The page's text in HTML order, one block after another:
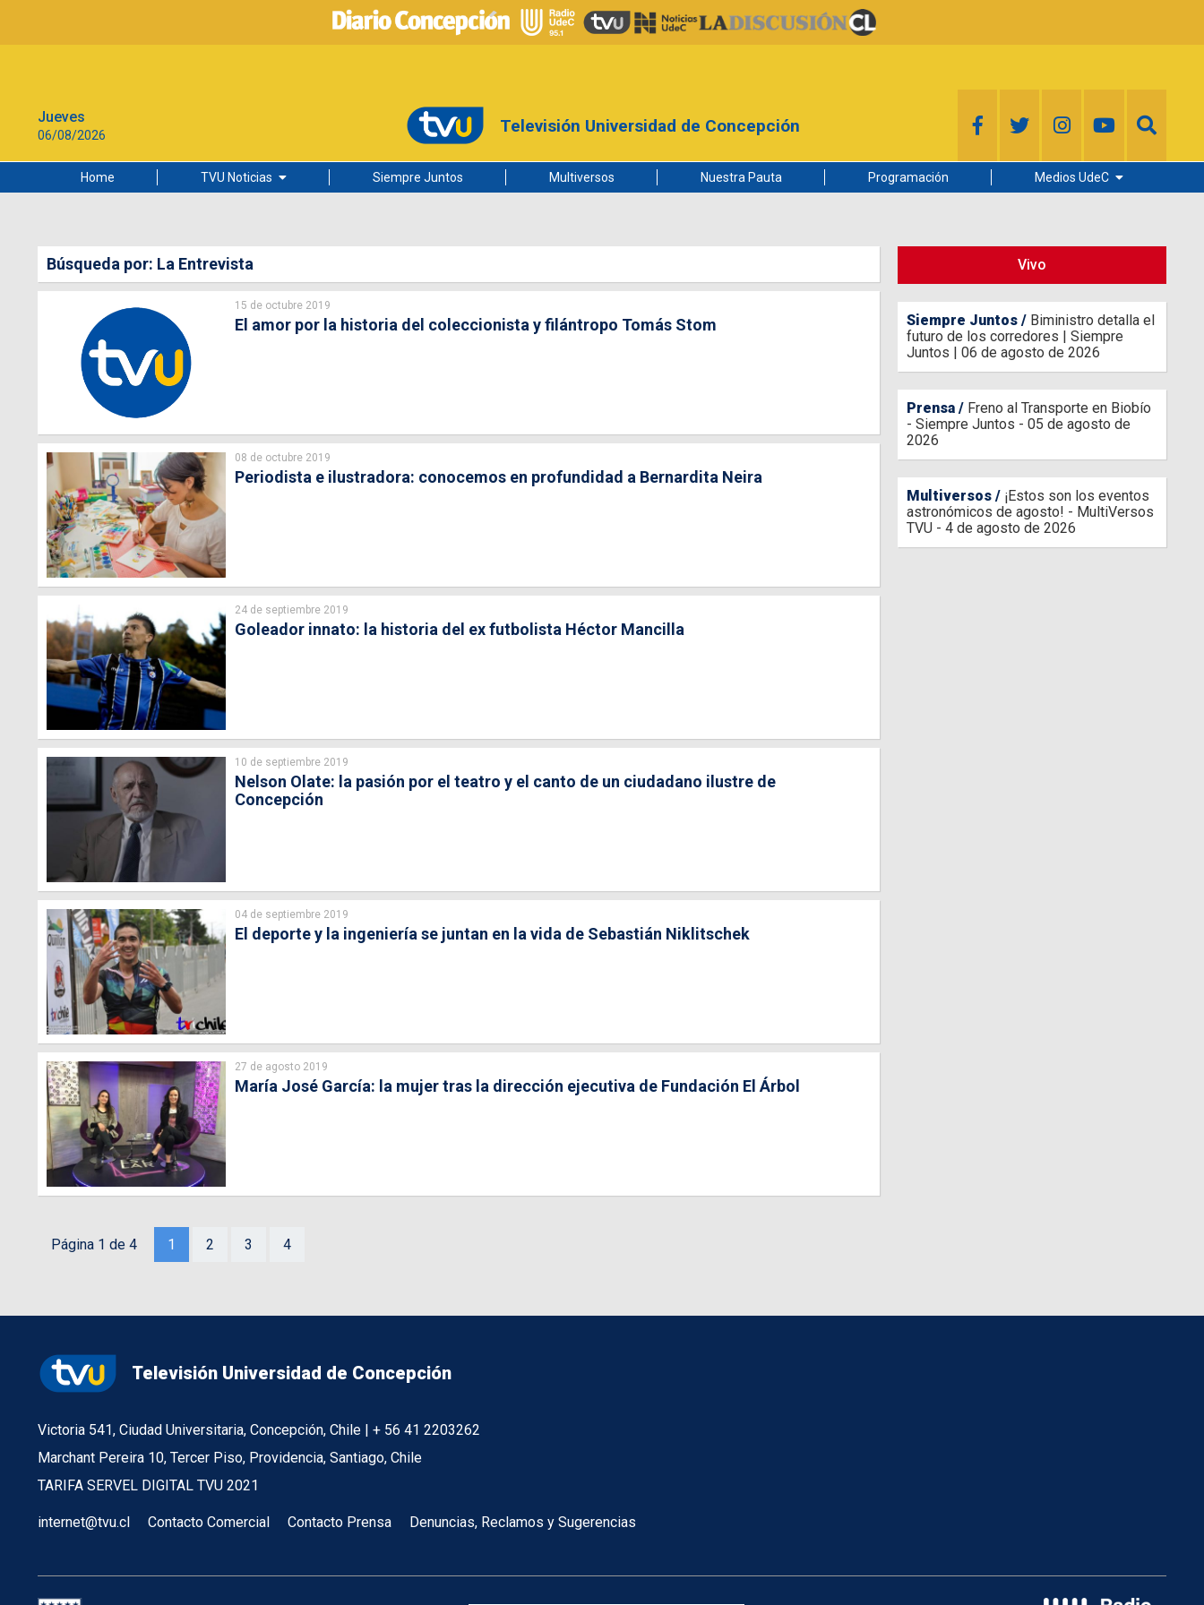
Jueves
06/08/2026 Televisión Universidad de Concepción
Home TVU Noticias
Ciudad
Universidad de Concepción
Siempre Juntos Multiversos Nuestra Pauta Programación Medios UdeC
Radio UdeC
Búsqueda por: La Entrevista
15 de octubre 2019
El amor por la historia del coleccionista y filántropo Tomás Stom
08 de octubre 2019
Periodista e ilustradora: conocemos en profundidad a Bernardita Neira
24 de septiembre 2019
Goleador innato: la historia del ex futbolista Héctor Mancilla
10 de septiembre 2019
Nelson Olate: la pasión por el teatro y el canto de un ciudadano ilustre de
Concepción
04 de septiembre 2019
El deporte y la ingeniería se juntan en la vida de Sebastián Niklitschek
27 de agosto 2019
María José García: la mujer tras la dirección ejecutiva de Fundación El Árbol
Página 1 de 4 1 2 3 4
Vivo
Siempre Juntos
Biministro detalla el
futuro de los corredores | Siempre
Juntos | 06 de agosto de 2026
Prensa
Freno al Transporte en Biobío
- Siempre Juntos - 05 de agosto de
2026
Multiversos
¡Estos son los eventos
astronómicos de agosto! - MultiVersos
TVU - 4 de agosto de 2026
Televisión Universidad de Concepción
Victoria 541, Ciudad Universitaria, Concepción, Chile | + 56 41 2203262
Marchant Pereira 10, Tercer Piso, Providencia, Santiago, Chile
TARIFA SERVEL DIGITAL TVU 2021
internet@tvu.cl Contacto Comercial Contacto Prensa Denuncias, Reclamos y Sugerencias